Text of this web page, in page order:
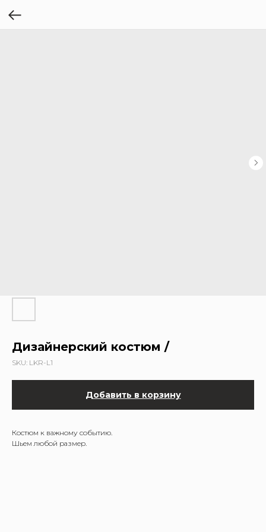
Дизайнерский костюм /
SKU: LKR-L1
Добавить в корзину
Костюм к важному событию.
Шьем любой размер.